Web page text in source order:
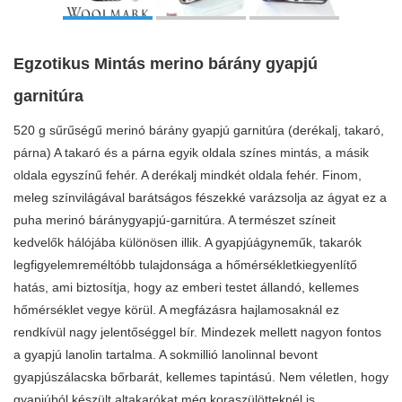
Egzotikus Mintás merino bárány gyapjú
garnitúra
520 g sűrűségű merinó bárány gyapjú garnitúra (derékalj, takaró,
párna) A takaró és a párna egyik oldala színes mintás, a másik
oldala egyszínű fehér. A derékalj mindkét oldala fehér. Finom,
meleg színvilágával barátságos fészekké varázsolja az ágyat ez a
puha merinó báránygyapjú-garnitúra. A természet színeit
kedvelők hálójába különösen illik. A gyapjúágyneműk, takarók
legfigyelemreméltóbb tulajdonsága a hőmérsékletkiegyenlítő
hatás, ami biztosítja, hogy az emberi testet állandó, kellemes
hőmérséklet vegye körül. A megfázásra hajlamosaknál ez
rendkívül nagy jelentőséggel bír. Mindezek mellett nagyon fontos
a gyapjú lanolin tartalma. A sokmillió lanolinnal bevont
gyapjúszálacska bőrbarát, kellemes tapintású. Nem véletlen, hogy
gyapjúból készült altakarókat még koraszülötteknél is